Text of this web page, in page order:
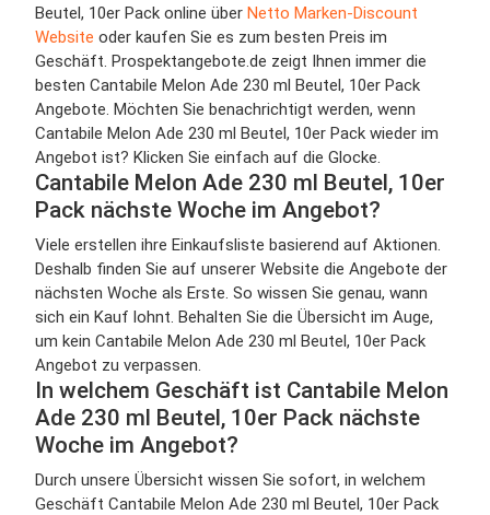
Beutel, 10er Pack online über Netto Marken-Discount
Website oder kaufen Sie es zum besten Preis im
Geschäft. Prospektangebote.de zeigt Ihnen immer die
besten Cantabile Melon Ade 230 ml Beutel, 10er Pack
Angebote. Möchten Sie benachrichtigt werden, wenn
Cantabile Melon Ade 230 ml Beutel, 10er Pack wieder im
Angebot ist? Klicken Sie einfach auf die Glocke.
Cantabile Melon Ade 230 ml Beutel, 10er
Pack nächste Woche im Angebot?
Viele erstellen ihre Einkaufsliste basierend auf Aktionen.
Deshalb finden Sie auf unserer Website die Angebote der
nächsten Woche als Erste. So wissen Sie genau, wann
sich ein Kauf lohnt. Behalten Sie die Übersicht im Auge,
um kein Cantabile Melon Ade 230 ml Beutel, 10er Pack
Angebot zu verpassen.
In welchem Geschäft ist Cantabile Melon
Ade 230 ml Beutel, 10er Pack nächste
Woche im Angebot?
Durch unsere Übersicht wissen Sie sofort, in welchem
Geschäft Cantabile Melon Ade 230 ml Beutel, 10er Pack